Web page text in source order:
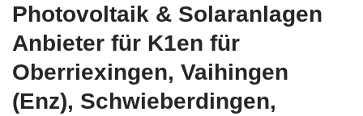
Photovoltaik & Solaranlagen
Anbieter für K1en für
Oberriexingen, Vaihingen
(Enz), Schwieberdingen,